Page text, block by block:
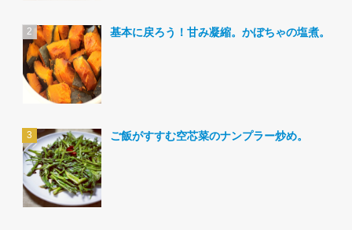
基本に戻ろう！甘み凝縮。かぼちゃの塩煮。
ご飯がすすむ空芯菜のナンプラー炒め。